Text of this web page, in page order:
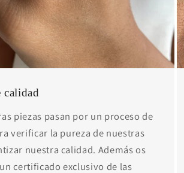
calidad
piezas pasan por un proceso de
verificar la pureza de nuestras
nuestra calidad. Además os
certificado exclusivo de las